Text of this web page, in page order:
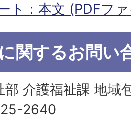
ト：本文 (PDFフ
関するお問い
部 介護福祉課 地域
2640